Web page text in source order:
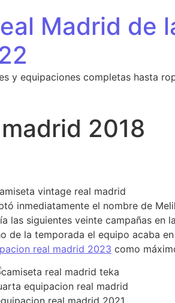
Madrid de
y equipaciones completas hasta
2018
camiseta futbol real madrid 2018
inmediatamente el nombre de
las siguientes veinte campañas en
de la temporada el equipo acaba
real madrid 2023 como